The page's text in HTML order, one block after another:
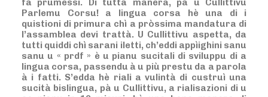
fà prumessi. Di tutta manera, pà u Cullittivu
Parlemu Corsu! a lingua corsa hè una di i
quistioni di primura chì a pròssima mandatura di
l’assamblea devi trattà. U Cullittivu aspetta, da
tutti quiddi chì sarani iletti, ch’eddi appìighini sanu
sanu u « prdf » è u pianu sucitali di sviluppu di a
lingua corsa, passendu à u più prestu da a parola
à i fatti. S’edda hè riali a vulintà di custruì una
sucità bislingua, pà u Cullittivu, a rialisazioni di u